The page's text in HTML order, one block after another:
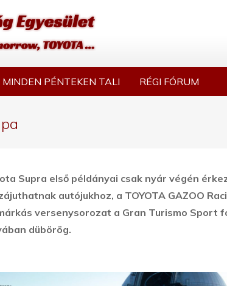
MINDEN PÉNTEKEN TALI RÉGI FÓRUM
Supra első példányai csak nyár végén
autójukhoz, a TOYOTA GAZOO
versenysorozat a Gran Turismo Sport
dübörög.